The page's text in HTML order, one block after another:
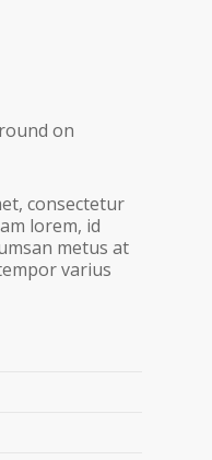
on
consectetur
lorem, id
metus at
varius